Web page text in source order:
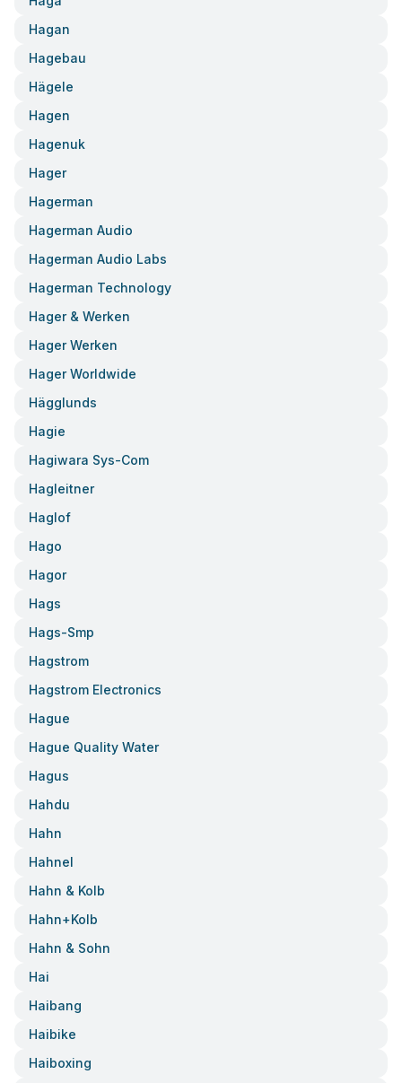
Hagan
Hagebau
Hägele
Hagen
Hagenuk
Hager
Hagerman
Hagerman Audio
Hagerman Audio Labs
Hagerman Technology
Hager & Werken
Hager Werken
Hager Worldwide
Hägglunds
Hagie
Hagiwara Sys-Com
Hagleitner
Haglof
Hago
Hagor
Hags
Hags-Smp
Hagstrom
Hagstrom Electronics
Hague
Hague Quality Water
Hagus
Hahdu
Hahn
Hahnel
Hahn & Kolb
Hahn+kolb
Hahn & Sohn
Hai
Haibang
Haibike
Haiboxing